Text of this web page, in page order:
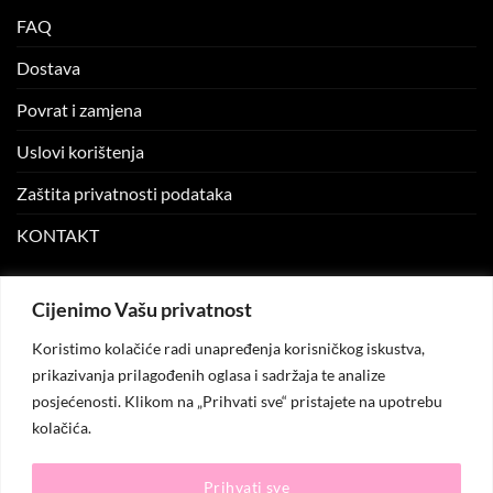
Cijenimo Vašu privatnost
Koristimo kolačiće radi unapređenja korisničkog iskustva,
prikazivanja prilagođenih oglasa i sadržaja te analize
posjećenosti. Klikom na „Prihvati sve“ pristajete na upotrebu
kolačića.
Prihvati sve
FAQ
Dostava
Povrat i zamjena
Uslovi korištenja
Zaštita privatnosti podataka
KONTAKT
Moj nalog
Moje narudžbe